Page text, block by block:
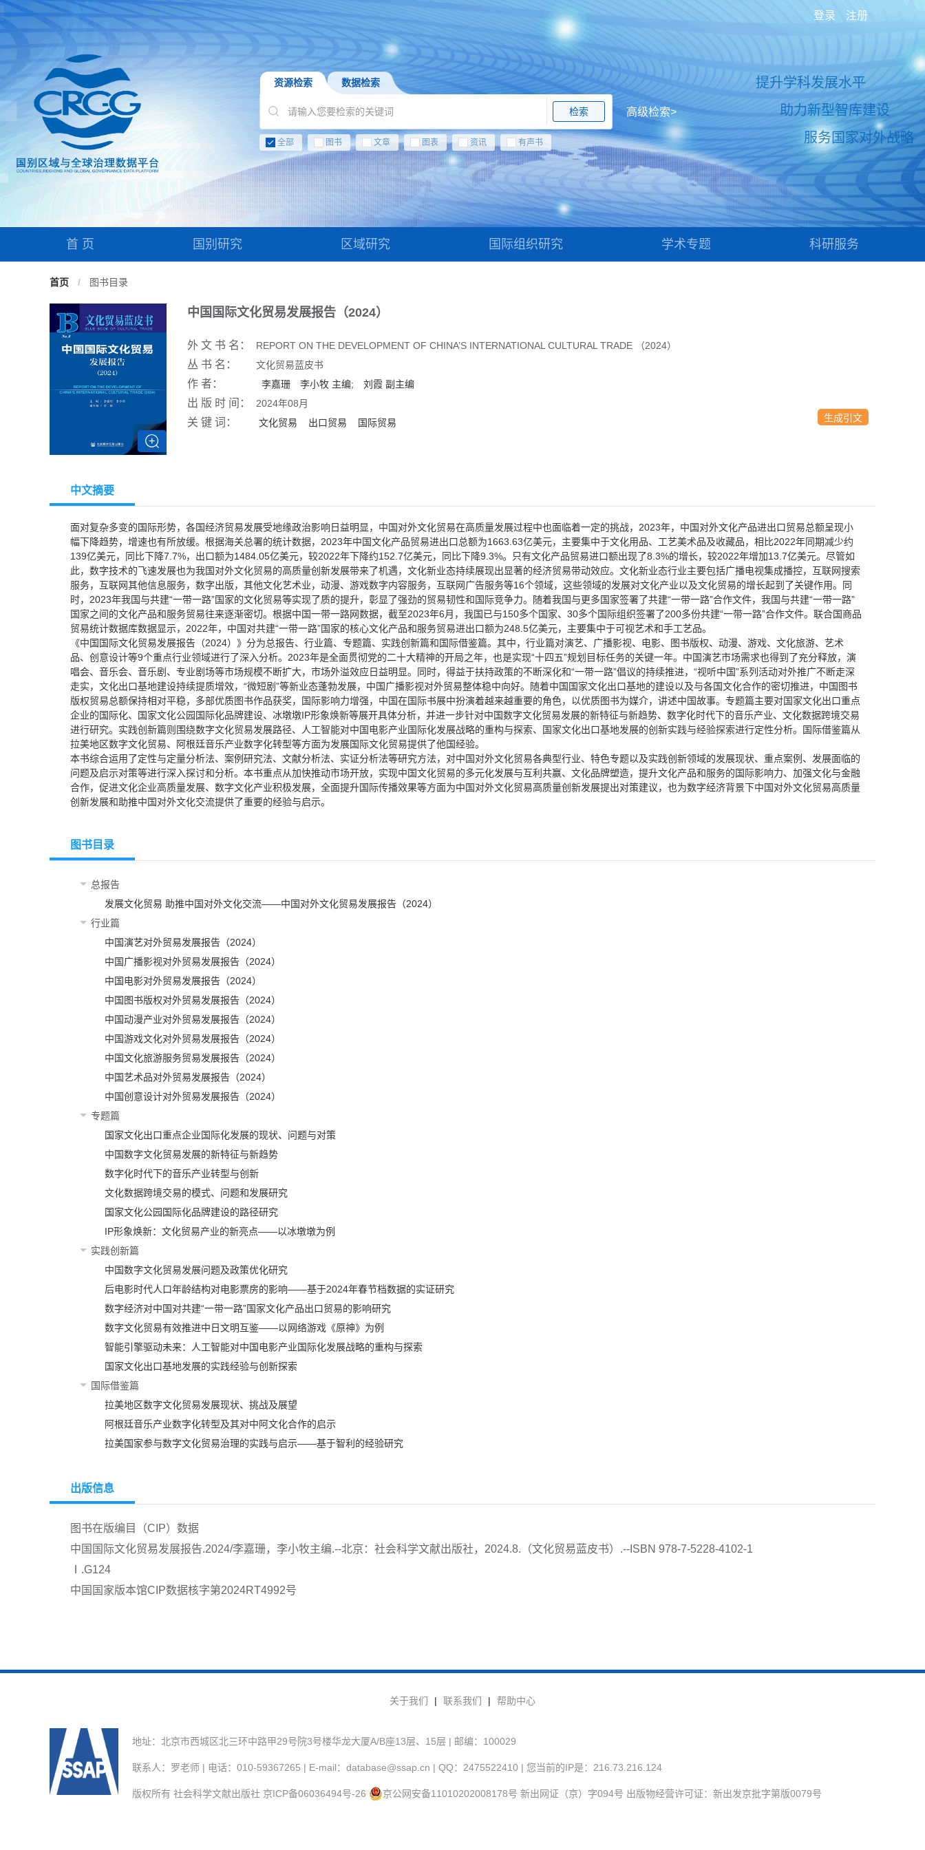
资源检索 数据检索
检索 高级检索>
全部 图书 文章 图表 资讯 有声书
提升学科发展水平
助力新型智库建设
服务国家对外战略
登录 注册
首 页 国别研究 区域研究 国际组织研究 学术专题 科研服务
首页 / 图书目录
中国国际文化贸易发展报告（2024）
外 文 书 名： REPORT ON THE DEVELOPMENT OF CHINA’S INTERNATIONAL CULTURAL TRADE （2024）
丛 书 名： 文化贸易蓝皮书
作 者： 李嘉珊 李小牧 主编; 刘霞 副主编
出 版 时 间： 2024年08月
关 键 词： 文化贸易 出口贸易 国际贸易 生成引文
中文摘要
面对复杂多变的国际形势，各国经济贸易发展受地缘政治影响日益明显，中国对外文化贸易在高质量发展过程中也面临着一定的挑战，2023年，中国对外文化产品进出口贸易总额呈现小
幅下降趋势，增速也有所放缓。根据海关总署的统计数据，2023年中国文化产品贸易进出口总额为1663.63亿美元，主要集中于文化用品、工艺美术品及收藏品，相比2022年同期减少约
139亿美元，同比下降7.7%，出口额为1484.05亿美元，较2022年下降约152.7亿美元，同比下降9.3%。只有文化产品贸易进口额出现了8.3%的增长，较2022年增加13.7亿美元。尽管如
此，数字技术的飞速发展也为我国对外文化贸易的高质量创新发展带来了机遇，文化新业态持续展现出显著的经济贸易带动效应。文化新业态行业主要包括广播电视集成播控，互联网搜索
服务，互联网其他信息服务，数字出版，其他文化艺术业，动漫、游戏数字内容服务，互联网广告服务等16个领域，这些领域的发展对文化产业以及文化贸易的增长起到了关键作用。同
时，2023年我国与共建“一带一路”国家的文化贸易等实现了质的提升，彰显了强劲的贸易韧性和国际竞争力。随着我国与更多国家签署了共建“一带一路”合作文件，我国与共建“一带一路”
国家之间的文化产品和服务贸易往来逐渐密切。根据中国一带一路网数据，截至2023年6月，我国已与150多个国家、30多个国际组织签署了200多份共建“一带一路”合作文件。联合国商品
贸易统计数据库数据显示，2022年，中国对共建“一带一路”国家的核心文化产品和服务贸易进出口额为248.5亿美元，主要集中于可视艺术和手工艺品。
《中国国际文化贸易发展报告（2024）》分为总报告、行业篇、专题篇、实践创新篇和国际借鉴篇。其中，行业篇对演艺、广播影视、电影、图书版权、动漫、游戏、文化旅游、艺术
品、创意设计等9个重点行业领域进行了深入分析。2023年是全面贯彻党的二十大精神的开局之年，也是实现“十四五”规划目标任务的关键一年。中国演艺市场需求也得到了充分释放，演
唱会、音乐会、音乐剧、专业剧场等市场规模不断扩大，市场外溢效应日益明显。同时，得益于扶持政策的不断深化和“一带一路”倡议的持续推进，“视听中国”系列活动对外推广不断走深
走实，文化出口基地建设持续提质增效，“微短剧”等新业态蓬勃发展，中国广播影视对外贸易整体稳中向好。随着中国国家文化出口基地的建设以及与各国文化合作的密切推进，中国图书
版权贸易总额保持相对平稳，多部优质图书作品获奖，国际影响力增强，中国在国际书展中扮演着越来越重要的角色，以优质图书为媒介，讲述中国故事。专题篇主要对国家文化出口重点
企业的国际化、国家文化公园国际化品牌建设、冰墩墩IP形象焕新等展开具体分析，并进一步针对中国数字文化贸易发展的新特征与新趋势、数字化时代下的音乐产业、文化数据跨境交易
进行研究。实践创新篇则围绕数字文化贸易发展路径、人工智能对中国电影产业国际化发展战略的重构与探索、国家文化出口基地发展的创新实践与经验探索进行定性分析。国际借鉴篇从
拉美地区数字文化贸易、阿根廷音乐产业数字化转型等方面为发展国际文化贸易提供了他国经验。
本书综合运用了定性与定量分析法、案例研究法、文献分析法、实证分析法等研究方法，对中国对外文化贸易各典型行业、特色专题以及实践创新领域的发展现状、重点案例、发展面临的
问题及启示对策等进行深入探讨和分析。本书重点从加快推动市场开放，实现中国文化贸易的多元化发展与互利共赢、文化品牌塑造，提升文化产品和服务的国际影响力、加强文化与金融
合作，促进文化企业高质量发展、数字文化产业积极发展，全面提升国际传播效果等方面为中国对外文化贸易高质量创新发展提出对策建议，也为数字经济背景下中国对外文化贸易高质量
创新发展和助推中国对外文化交流提供了重要的经验与启示。
图书目录
总报告
发展文化贸易 助推中国对外文化交流——中国对外文化贸易发展报告（2024）
行业篇
中国演艺对外贸易发展报告（2024）
中国广播影视对外贸易发展报告（2024）
中国电影对外贸易发展报告（2024）
中国图书版权对外贸易发展报告（2024）
中国动漫产业对外贸易发展报告（2024）
中国游戏文化对外贸易发展报告（2024）
中国文化旅游服务贸易发展报告（2024）
中国艺术品对外贸易发展报告（2024）
中国创意设计对外贸易发展报告（2024）
专题篇
国家文化出口重点企业国际化发展的现状、问题与对策
中国数字文化贸易发展的新特征与新趋势
数字化时代下的音乐产业转型与创新
文化数据跨境交易的模式、问题和发展研究
国家文化公园国际化品牌建设的路径研究
IP形象焕新：文化贸易产业的新亮点——以冰墩墩为例
实践创新篇
中国数字文化贸易发展问题及政策优化研究
后电影时代人口年龄结构对电影票房的影响——基于2024年春节档数据的实证研究
数字经济对中国对共建“一带一路”国家文化产品出口贸易的影响研究
数字文化贸易有效推进中日文明互鉴——以网络游戏《原神》为例
智能引擎驱动未来：人工智能对中国电影产业国际化发展战略的重构与探索
国家文化出口基地发展的实践经验与创新探索
国际借鉴篇
拉美地区数字文化贸易发展现状、挑战及展望
阿根廷音乐产业数字化转型及其对中阿文化合作的启示
拉美国家参与数字文化贸易治理的实践与启示——基于智利的经验研究
出版信息
图书在版编目（CIP）数据
中国国际文化贸易发展报告.2024/李嘉珊，李小牧主编.--北京：社会科学文献出版社，2024.8.（文化贸易蓝皮书）.--ISBN 978-7-5228-4102-1
Ⅰ.G124
中国国家版本馆CIP数据核字第2024RT4992号
关于我们 | 联系我们 | 帮助中心
地址：北京市西城区北三环中路甲29号院3号楼华龙大厦A/B座13层、15层 | 邮编：100029
联系人：罗老师 | 电话：010-59367265 | E-mail：database@ssap.cn | QQ：2475522410 | 您当前的IP是： 216.73.216.124
版权所有 社会科学文献出版社 京ICP备06036494号-26 京公网安备11010202008178号 新出网证（京）字094号 出版物经营许可证：新出发京批字第版0079号